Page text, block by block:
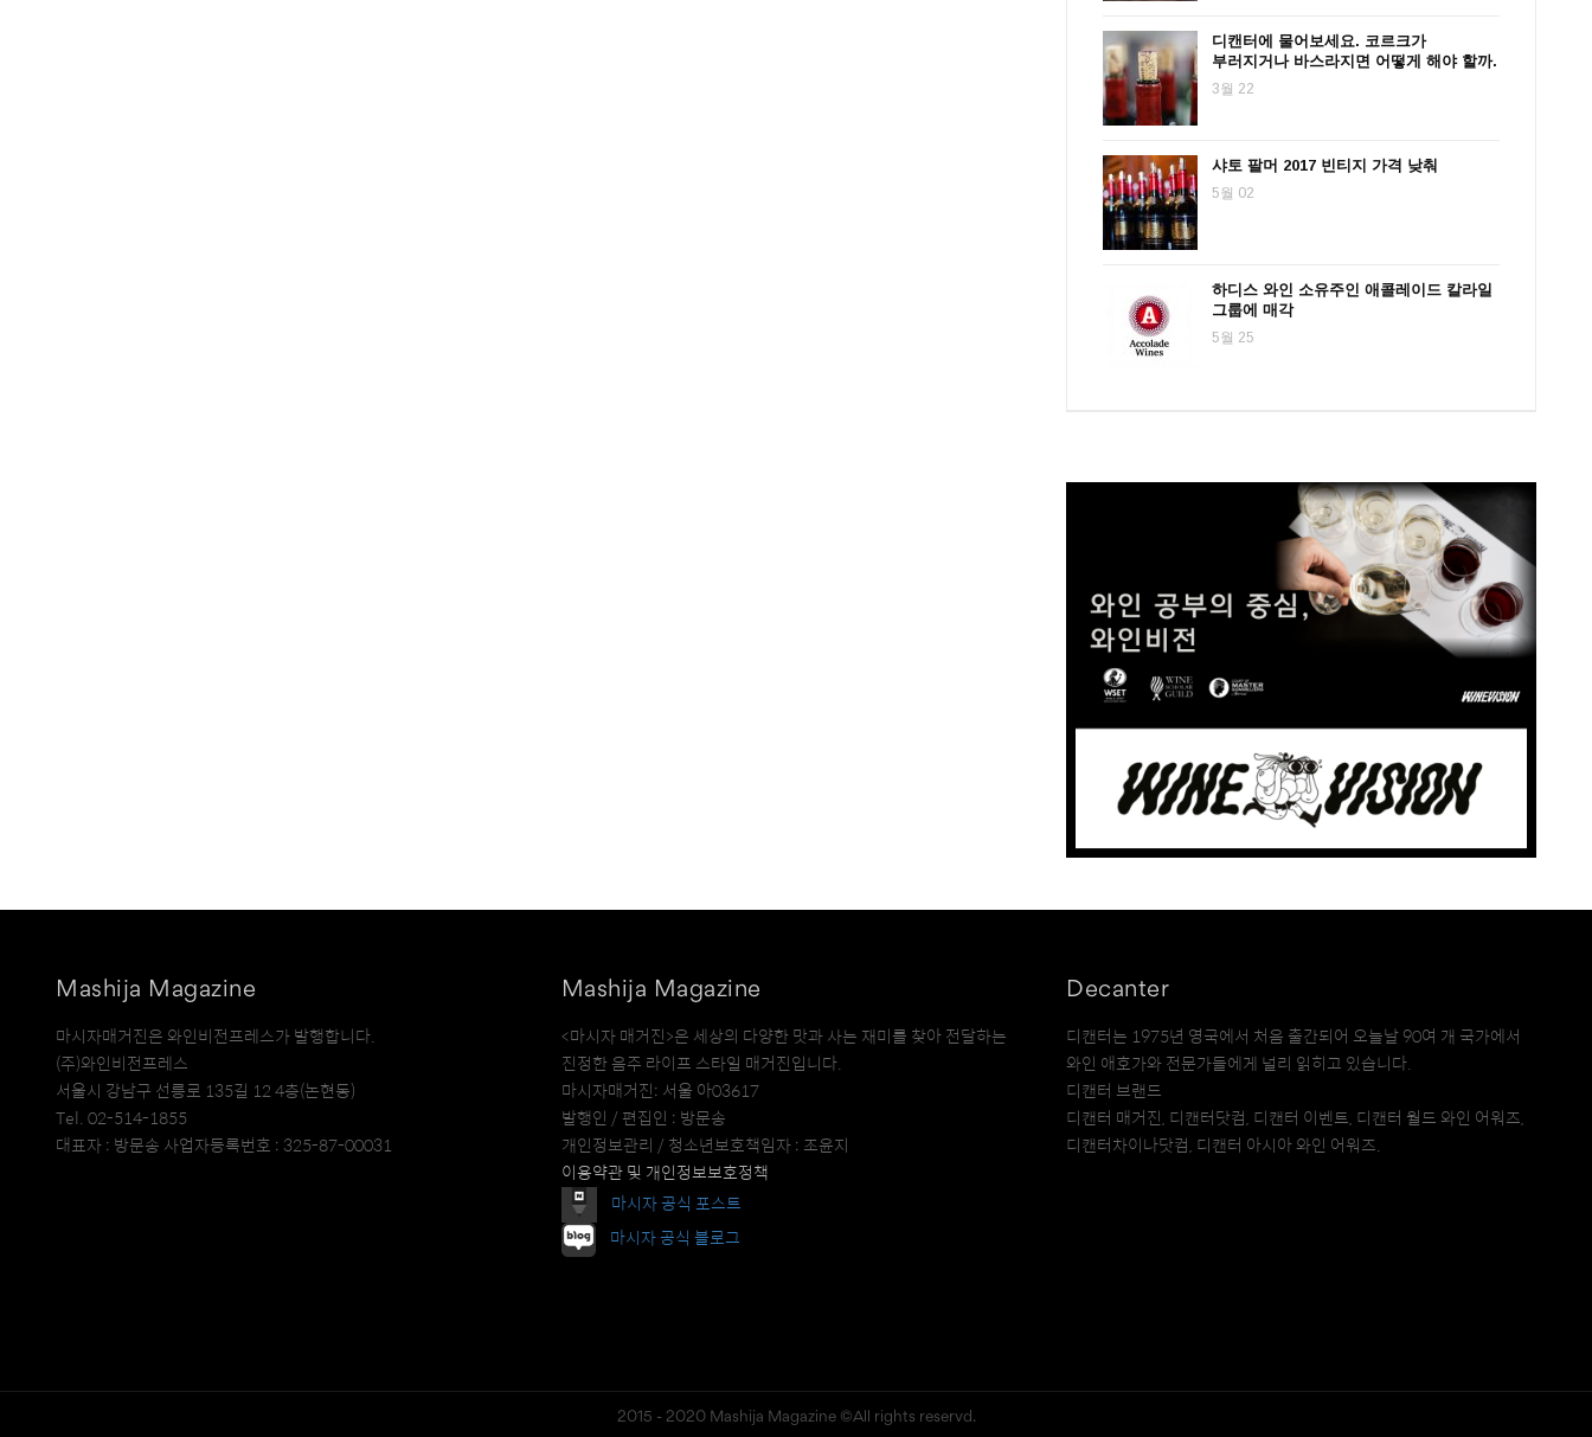
디캔터에 물어보세요. 코르크가
부러지거나 바스라지면 어떻게 해야 할까.
3월 22
샤토 팔머 2017 빈티지 가격 낮춰
5월 02
하디스 와인 소유주인 애콜레이드 칼라일
그룹에 매각
5월 25
Mashija Magazine
마시자매거진은 와인비전프레스가 발행합니다.
(주)와인비전프레스
서울시 강남구 선릉로 135길 12 4층(논현동)
Tel. 02-514-1855
대표자 : 방문송 사업자등록번호 : 325-87-00031
Mashija Magazine
<마시자 매거진>은 세상의 다양한 맛과 사는 재미를 찾아 전달하는
진정한 음주 라이프 스타일 매거진입니다.
마시자매거진: 서울 아03617
발행인 / 편집인 : 방문송
개인정보관리 / 청소년보호책임자 : 조윤지
이용약관 및 개인정보보호정책
마시자 공식 포스트
마시자 공식 블로그
Decanter
디캔터는 1975년 영국에서 처음 출간되어 오늘날 90여 개 국가에서
와인 애호가와 전문가들에게 널리 읽히고 있습니다.
디캔터 브랜드
디캔터 매거진, 디캔터닷컴, 디캔터 이벤트, 디캔터 월드 와인 어워즈,
디캔터차이나닷컴, 디캔터 아시아 와인 어워즈.
2015 - 2020 Mashija Magazine ©All rights reservd.